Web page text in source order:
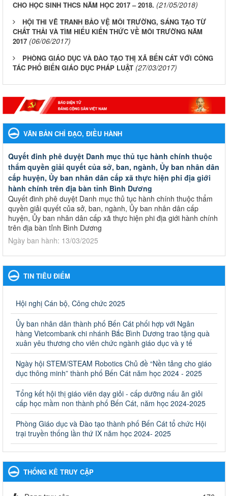
CHO HỌC SINH THCS NĂM HỌC 2017 – 2018. (21/05/2018)
HỘI THI VẼ TRANH BẢO VỆ MÔI TRƯỜNG, SÁNG TẠO TỪ
CHẤT THẢI VÀ TÌM HIỂU KIẾN THỨC VỀ MÔI TRƯỜNG NĂM
2017 (06/06/2017)
PHÒNG GIÁO DỤC VÀ ĐÀO TẠO THỊ XÃ BẾN CÁT VỚI CÔNG
TÁC PHỔ BIẾN GIÁO DỤC PHÁP LUẬT (27/03/2017)
VĂN BẢN CHỈ ĐẠO, ĐIỀU HÀNH
Quyết đinh phê duyệt Danh mục thủ tục hành chính thuộc
thẩm quyền giải quyết của sở, ban, ngành, Ủy ban nhân dân
cấp huyện, Ủy ban nhân dân cấp xã thực hiện phi địa giới
hành chính trên địa bàn tỉnh Bình Dương
Quyết đinh phê duyệt Danh mục thủ tục hành chính thuộc thẩm
quyền giải quyết của sở, ban, ngành, Ủy ban nhân dân cấp
huyện, Ủy ban nhân dân cấp xã thực hiện phi địa giới hành chính
trên địa bàn tỉnh Bình Dương
Ngày ban hành: 13/03/2025
Kế hoạch Phổ biến, giáo dục pháp luật năm 2025 của ngành
Giáo dục và Đào tạo thành phố Bến Cát
Kế hoạch Phổ biến, giáo dục pháp luật năm 2025 của ngành
Ngày ban hành: 28/02/2025
Quyết định công bố thủ tục hành chính bị bãi bỏ trong lĩnh
vực giáo dục đào tạo thuộc hệ giáo dục quốc dân và cơ sở
giáo dục khác thuộc thẩm quyền giải quyết của Sở Giáo dục
và Đào tạo, Ủy ban nhân dân cấp huyện
Quyết định công bố thủ tục hành chính bị bãi bỏ trong lĩnh vực
giáo dục đào tạo thuộc hệ giáo dục quốc dân và cơ sở giáo dục
khác thuộc thẩm quyền giải quyết của Sở Giáo dục và Đào tạo,
Ủy ban nhân dân cấp huyện
Ngày ban hành: 30/09/2024
Hướng dẫn thực hiện nhiệm vụ giáo dục tiểu học năm học
2024-2025
Hướng dẫn thực hiện nhiệm vụ giáo dục tiểu học năm học 2024-
2025
Ngày ban hành: 26/09/2024
TIN TIÊU ĐIỂM
Hội nghị Cán bộ, Công chức 2025
Ủy ban nhân dân thành phố Bến Cát phối hợp với Ngân
hàng Vietcombank chi nhánh Bắc Bình Dương trao tặng quà
xuân yêu thương cho viên chức ngành giáo dục và y tế
Ngày hội STEM/STEAM Robotics Chủ đề “Nền tảng cho giáo
dục thông minh” thành phố Bến Cát năm học 2024 - 2025
Tổng kết hội thị giáo viên dạy giỏi - cấp dưỡng nấu ăn giỏi
cấp học mầm non thành phố Bến Cát, năm học 2024-2025
Phòng Giáo dục và Đào tạo thành phố Bến Cát tổ chức Hội
trại truyền thống lần thứ IX năm học 2024- 2025
THỐNG KÊ TRUY CẬP